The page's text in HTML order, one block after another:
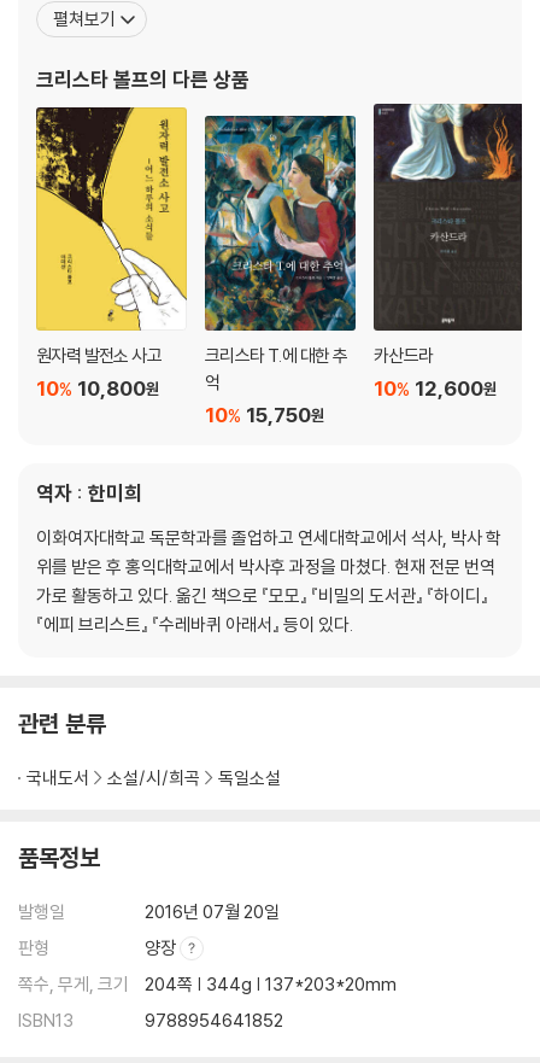
년, 독일 분단을 다룬 소설 『나누어진 하늘』로 큰 성공을 거두었으며
는 곳』(1979), 『카산드라
펼쳐보기
크리스타 볼프의 다른 상품
원자력 발전소 사고
10,800원
10%
크리스타 T.에 대한 추
억
15,750원
10%
카산드라
12,600원
10%
역자 : 한미희
이화여자대학교 독문학과를 졸업하고 연세대학교에서 석사, 박사 학
위를 받은 후 홍익대학교에서 박사후 과정을 마쳤다. 현재 전문 번역
가로 활동하고 있다. 옮긴 책으로 『모모』 『비밀의 도서관』 『하이디』
『에피 브리스트』 『수레바퀴 아래서』 등이 있다.
관련 분류
국내도서 소설/시/희곡 독일소설
품목정보
발행일
2016년 07월 20일
판형
양장
쪽수, 무게, 크기
204쪽 | 344g | 137*203*20mm
ISBN13
9788954641852